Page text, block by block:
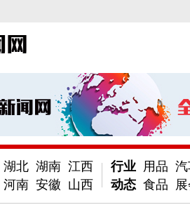
湖北 湖南 江西
河南 安徽 山西
行业
动态
用品
食品